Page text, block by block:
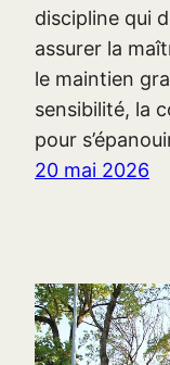
discipline qui
assurer la
le maintien
sensibilité, la
pour
20 mai 2026